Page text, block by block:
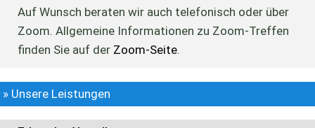
Auf Wunsch beraten wir auch telefonisch oder über
Zoom. Allgemeine Informationen zu Zoom-Treffen
finden Sie auf der Zoom-Seite.
» Unsere Leistungen